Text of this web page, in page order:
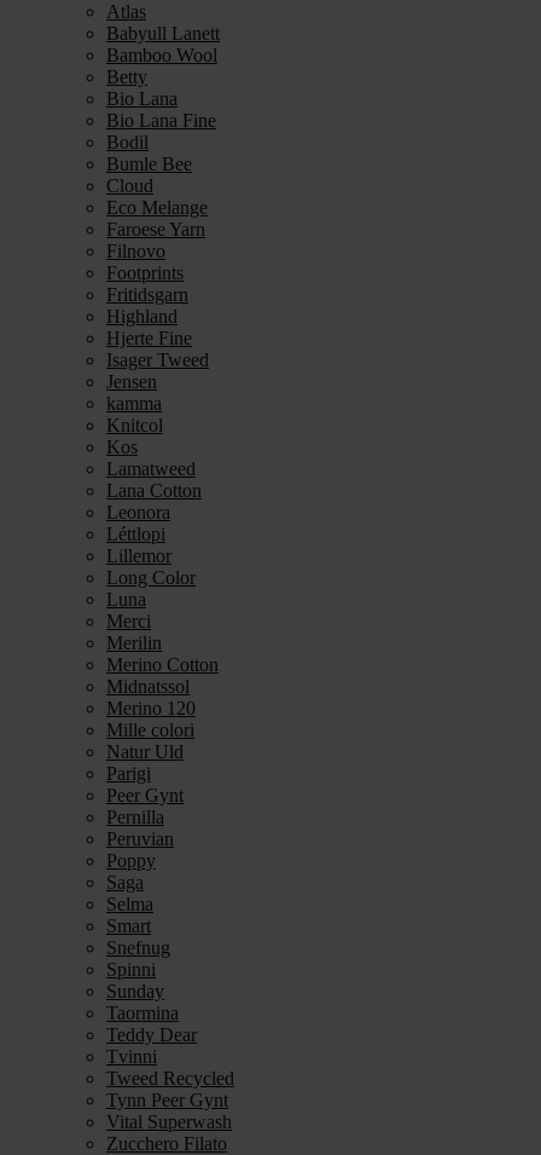
Atlas
Babyull Lanett
Bamboo Wool
Betty
Bio Lana
Bio Lana Fine
Bodil
Bumle Bee
Cloud
Eco Melange
Faroese Yarn
Filnovo
Footprints
Fritidsgarn
Highland
Hjerte Fine
Isager Tweed
Jensen
kamma
Knitcol
Kos
Lamatweed
Lana Cotton
Leonora
Léttlopi
Lillemor
Long Color
Luna
Merci
Merilin
Merino Cotton
Midnatssol
Merino 120
Mille colori
Natur Uld
Parigi
Peer Gynt
Pernilla
Peruvian
Poppy
Saga
Selma
Smart
Snefnug
Spinni
Sunday
Taormina
Teddy Dear
Tvinni
Tweed Recycled
Tynn Peer Gynt
Vital Superwash
Zucchero Filato